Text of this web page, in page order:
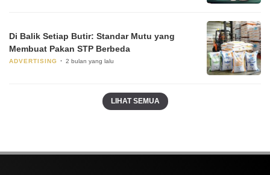
Di Balik Setiap Butir: Standar Mutu yang
Membuat Pakan STP Berbeda
ADVERTISING 2 bulan yang lalu
LIHAT SEMUA